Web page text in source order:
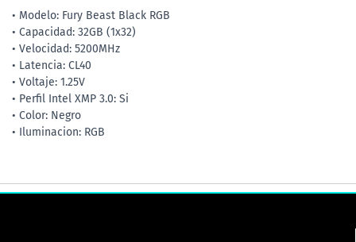
• Modelo: Fury Beast Black RGB
• Capacidad: 32GB (1x32)
• Velocidad: 5200MHz
• Latencia: CL40
• Voltaje: 1.25V
• Perfil Intel XMP 3.0: Si
• Color: Negro
• Iluminacion: RGB